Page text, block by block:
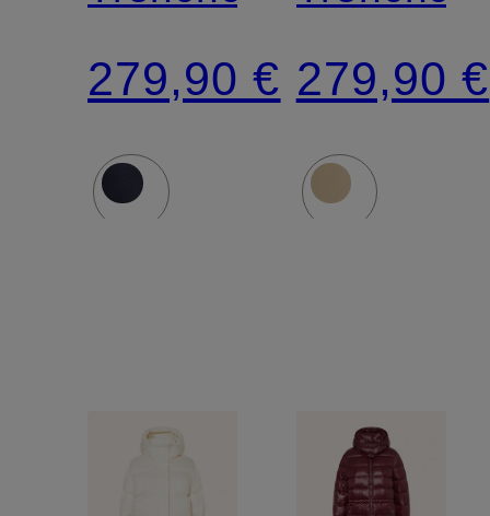
279,90 € 279,90 €